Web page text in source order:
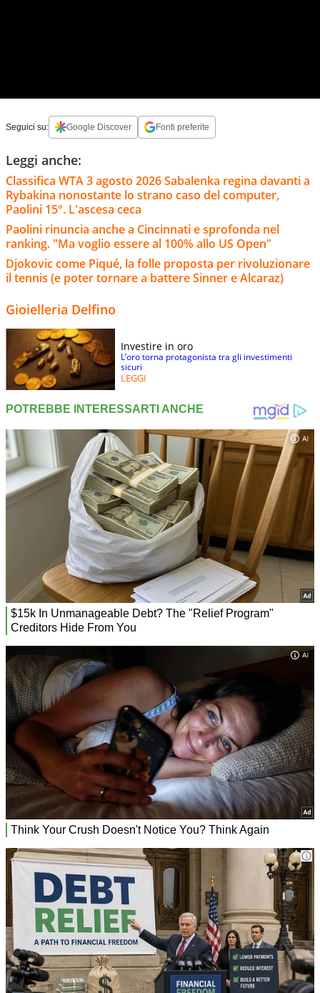
Seguici su: Google Discover Fonti preferite
Leggi anche:
Classifica WTA 3 agosto 2026 Sabalenka regina davanti a
Rybakina nonostante lo strano caso del computer,
Paolini 15°. L'ascesa ceca
Paolini rinuncia anche a Cincinnati e sprofonda nel
ranking. "Ma voglio essere al 100% allo US Open"
Djokovic come Piqué, la folle proposta per rivoluzionare
il tennis (e poter tornare a battere Sinner e Alcaraz)
Gioielleria Delfino
Investire in oro
L’oro torna protagonista tra gli investimenti
sicuri
LEGGI